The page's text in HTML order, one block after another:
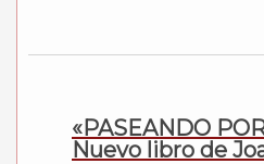
«PASEANDO
Nuevo libro de